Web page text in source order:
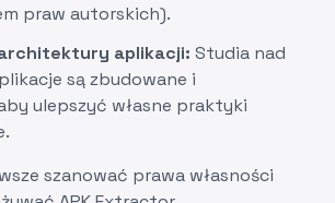
praw autorskich).
aplikacji: Studia nad
są zbudowane i
ulepszyć własne praktyki
szanować prawa własności